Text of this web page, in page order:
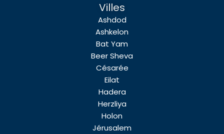
Villes
Ashdod
Ashkelon
Bat Yam
Beer Sheva
Césarée
Eilat
Hadera
Herzliya
Holon
Jérusalem